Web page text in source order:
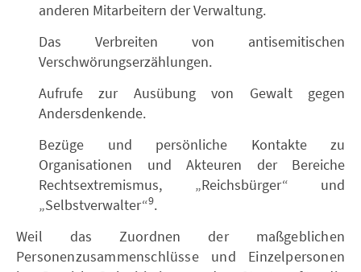
anderen Mitarbeitern der Verwaltung.
Das Verbreiten von antisemitischen
Verschwörungserzählungen.
Aufrufe zur Ausübung von Gewalt gegen
Andersdenkende.
Bezüge und persönliche Kontakte zu
Organisationen und Akteuren der Bereiche
Rechtsextremismus, „Reichsbürger“ und
„Selbstverwalter“9.
Weil das Zuordnen der maßgeblichen
Personenzusammenschlüsse und Einzelpersonen